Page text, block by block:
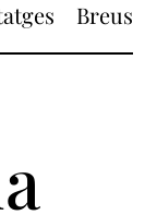
Breus